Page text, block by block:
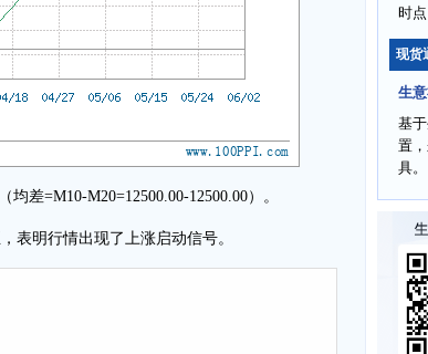
差=M10-M20=12500.00-12500.00）。
表明行情出现了上涨启动信号。
时
现货
生
基
置
具。